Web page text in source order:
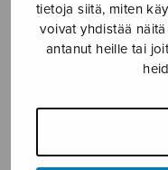
tietoja siitä, miten
voivat yhdistää
antanut heille tai
Jouluyö
Hilander Marja-Liisa
3,60€
Jouluyö